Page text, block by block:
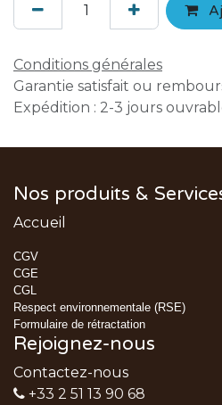
Conditions générales
Garantie satisfait ou
Expédition : 2-3 jours
Nos produits &
Accueil
CGV
CGE
CGL
Respect environnementale (RSE)
Formulaire de rétractation
Rejoignez-nous
Contactez-nous
+33 2 51 13 90 68